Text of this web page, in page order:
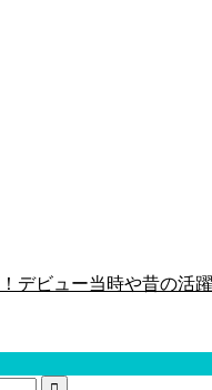
デビュー当時や昔の活